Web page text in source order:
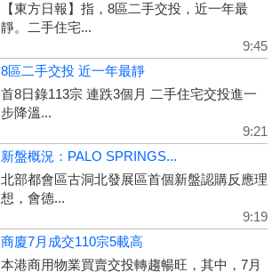
【東方日報】指，8區二手交投，近一年最
靜。二手住宅...
9:45
8區二手交投 近一年最靜
首8日錄113宗 連跌3個月 二手住宅交投進一
步降溫...
9:21
新盤概況：PALO SPRINGS...
北部都會區古洞北發展區首個新盤認購反應理
想，會德...
9:19
商廈7月成交110宗5載高
本港商用物業買賣交投轉趨暢旺，其中，7月